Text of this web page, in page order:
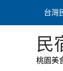
台灣
民
桃園美